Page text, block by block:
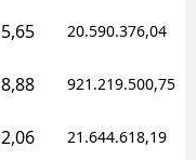
5,65 20.590.376,04
8,88 921.219.500,75
2,06 21.644.618,19